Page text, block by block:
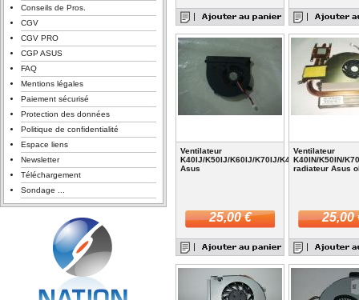
Conseils de Pros.
CGV
CGV PRO
CGP ASUS
FAQ
Mentions légales
Paiement sécurisé
Protection des données
Politique de confidentialité
Espace liens
Newsletter
Téléchargement
Sondage ...
Ventilateur
K40IJ/K50IJ/K60IJ/K70IJ/K40C
Asus
25,00 €
Ventilateur
K40IN/K50IN/
radiateur Asus
25,00